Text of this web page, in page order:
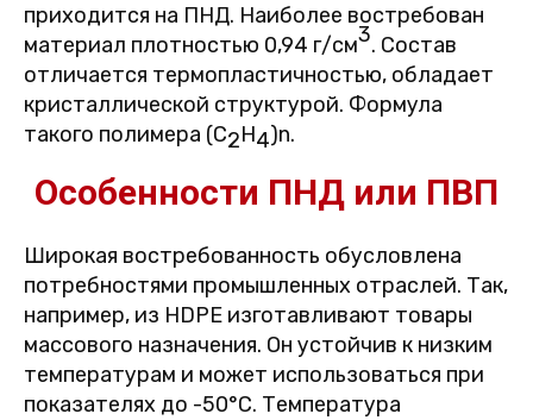
приходится на ПНД. Наиболее востребован
материал плотностью 0,94 г/см3. Состав
отличается термопластичностью, обладает
кристаллической структурой. Формула
такого полимера (C2H4)n.
Особенности ПНД или ПВП
Широкая востребованность обусловлена
потребностями промышленных отраслей. Так,
например, из HDPE изготавливают товары
массового назначения. Он устойчив к низким
температурам и может использоваться при
показателях до -50°С. Температура